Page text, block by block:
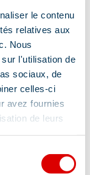
le contenu
relatives aux
Nous
l'utilisation de
sociaux, de
celles-ci
avez fournies
de leurs
book on